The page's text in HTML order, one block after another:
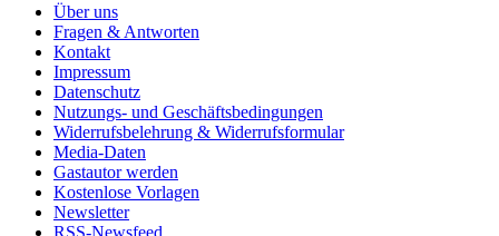
Über uns
Fragen & Antworten
Kontakt
Impressum
Datenschutz
Nutzungs- und Geschäftsbedingungen
Widerrufsbelehrung & Widerrufsformular
Media-Daten
Gastautor werden
Kostenlose Vorlagen
Newsletter
RSS-Newsfeed